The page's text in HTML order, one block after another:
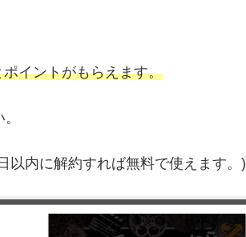
イントがもらえます。
以内に解約すれば無料で使えます。)